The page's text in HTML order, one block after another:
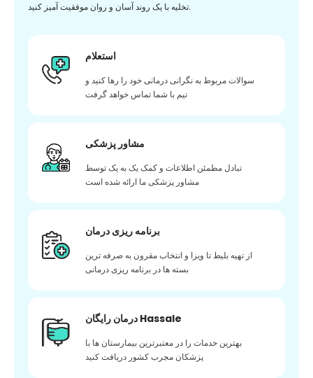
تخلیه با یک روند آسان و روان موفقیت آمیز کنید.
استعلام
سوالات مربوط به نگرانی درمانی خود را رها کنید و
تیم با شما تماس خواهد گرفت
مشاور پزشکی
تبادل مطمئن اطلاعات و کمک یک به یک توسط
مشاور پزشکی ما ارائه شده است
برنامه ریزی درمان
از تهیه بلیط تا ویزا و انتخاب مقرون به صرفه ترین
بسته ها در برنامه ریزی درمانی
درمان رایگان Hassale
بهترین خدمات را در معتبرترین بیمارستان ها با
پزشکان مجرب کشور دریافت کنید